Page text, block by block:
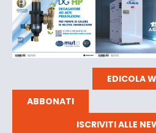
EDICOLA
ABBONATI
ISCRIVITI ALLE